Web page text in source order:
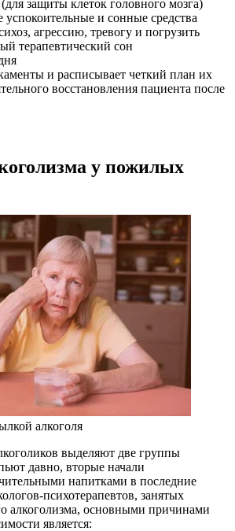
защиты клеток головного мозга)
и сонные средства
агрессию, тревогу и погрузить
терапевтический сон
и расписывает четкий план их
восстановления пациента после
у пожилых
алкоголя
выделяют две группы
давно, вторые начали
напитками в последние
психотерапевтов, занятых
алкоголизма, основными причинами
является: